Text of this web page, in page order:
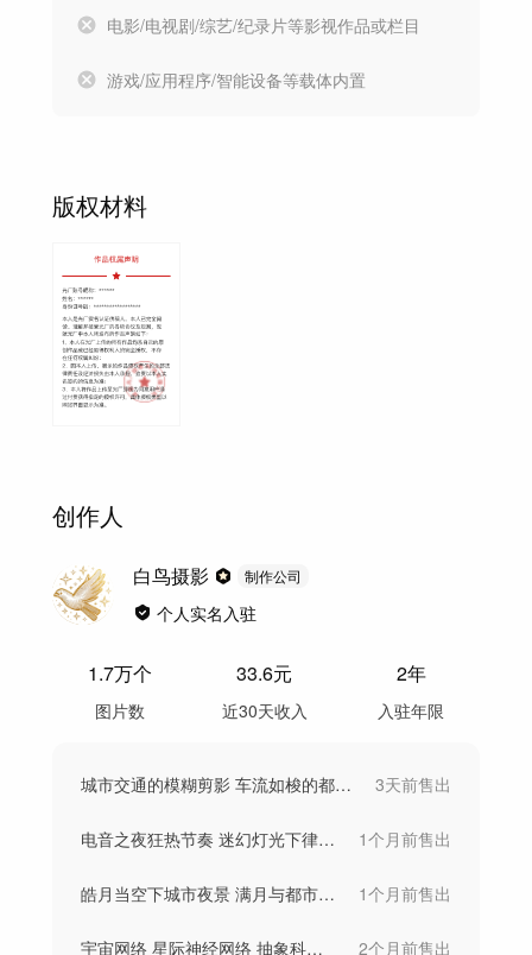
电影/电视剧/综艺/纪录片等影视作品或栏目
游戏/应用程序/智能设备等载体内置
版权材料
创作人
白鸟摄影 制作公司
个人实名入驻
1.7万个
图片数
33.6元
近30天收入
2年
入驻年限
城市交通的模糊剪影 车流如梭的都市景象 3天前售出
电音之夜狂热节奏 迷幻灯光下律动背景图片 1个月前售出
皓月当空下城市夜景 满月与都市静谧夜色满 1个月前售出
宇宙网络 星际神经网络 抽象科技未来梦 2个月前售出